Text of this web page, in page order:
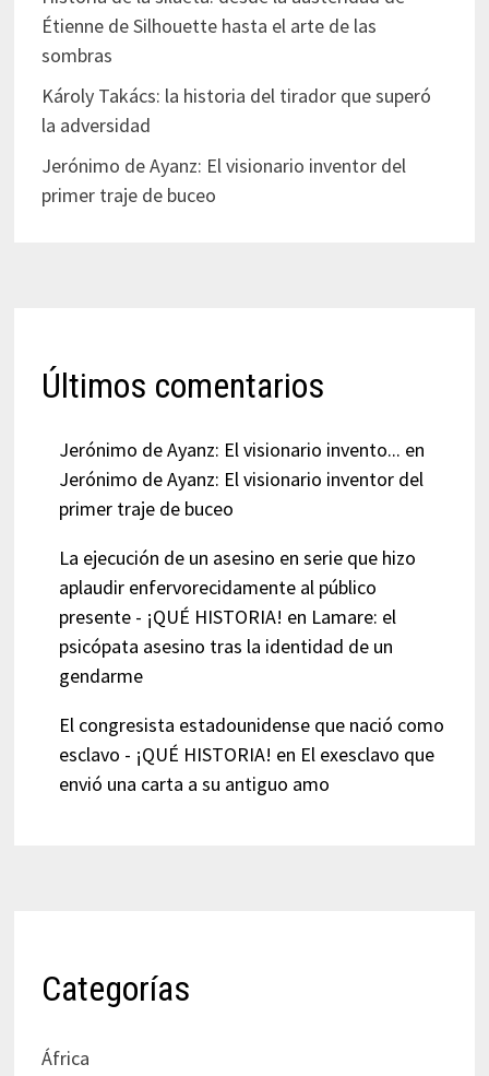
Étienne de Silhouette hasta el arte de las
sombras
Károly Takács: la historia del tirador que superó
la adversidad
Jerónimo de Ayanz: El visionario inventor del
primer traje de buceo
Últimos comentarios
Jerónimo de Ayanz: El visionario invento... en
Jerónimo de Ayanz: El visionario inventor del
primer traje de buceo
La ejecución de un asesino en serie que hizo
aplaudir enfervorecidamente al público
presente - ¡QUÉ HISTORIA! en Lamare: el
psicópata asesino tras la identidad de un
gendarme
El congresista estadounidense que nació como
esclavo - ¡QUÉ HISTORIA! en El exesclavo que
envió una carta a su antiguo amo
Categorías
África